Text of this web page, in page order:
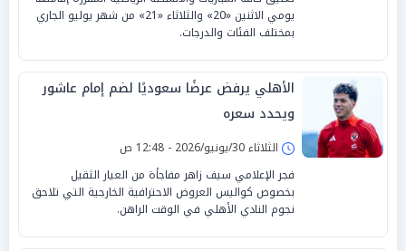
يومي الاثنين «20» والثلاثاء «21» من شهر يوليو الجاري
بمختلف الفئات والدرجات.
الأهلي يرفض عرضًا سعوديًا لضم إمام عاشور
ويحدد سعره
الثلاثاء 30/يونيو/2026 - 12:48 ص
فجر الإعلامي سيف زاهر مفاجأة من العيار الثقيل
بخصوص كواليس العروض الاحترافية الخارجية التي تلاحق
نجوم النادي الأهلي في الوقت الراهن.